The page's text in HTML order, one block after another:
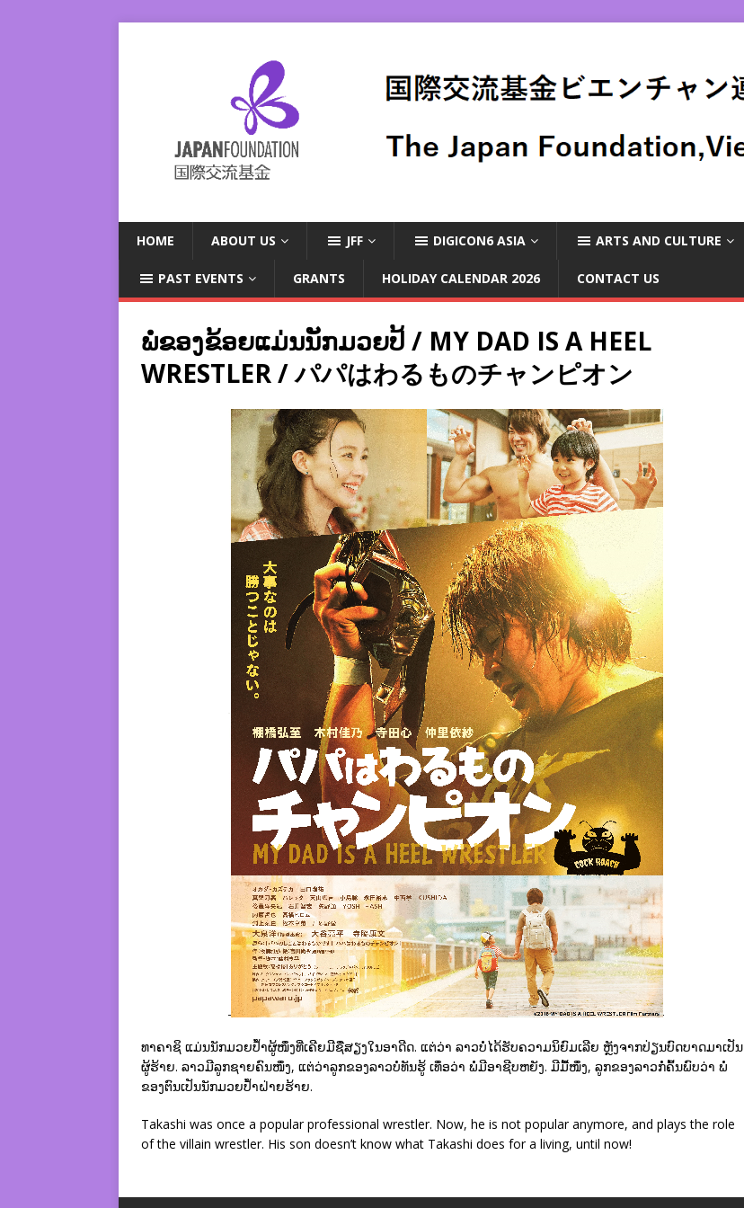
HOME ABOUT US JFF DIGICON6 ASIA ARTS AND CULTURE
PAST EVENTS GRANTS HOLIDAY CALENDAR 2026 CONTACT US
ພໍ່ຂອງຂ້ອຍແມ່ນນັກມວຍປ້ / MY DAD IS A HEEL
WRESTLER / パパはわるものチャンピオン
ທາຄາຊິ ແມ່ນນັກມວຍປ້ຳຜູ້ໜຶ່ງທີ່ເຄີຍມີຊື່ສຽງໃນອາດີດ. ແຕ່ວ່າ ລາວບໍ່ໄດ້ຮັບຄວາມນິຍົມເລີຍ ຫຼັງຈາກປ່ຽນບົດບາດມາເປັນ
ຜູ້ຮ້າຍ. ລາວມີລູກຊາຍຄົນໜຶ່ງ, ແຕ່ວ່າລູກຂອງລາວບໍ່ທັນຮູ້ ເທຶ່ອວ່າ ພໍ່ມີອາຊີບຫຍັງ. ມີມື້ໜຶ່ງ, ລູກຂອງລາວກໍ່ຄົ້ນພົບວ່າ ພໍ່
ຂອງຕົນເປັນນັກມວຍປ້ຳຝ່າຍຮ້າຍ.
Takashi was once a popular professional wrestler. Now, he is not popular anymore, and plays the role
of the villain wrestler. His son doesn’t know what Takashi does for a living, until now!